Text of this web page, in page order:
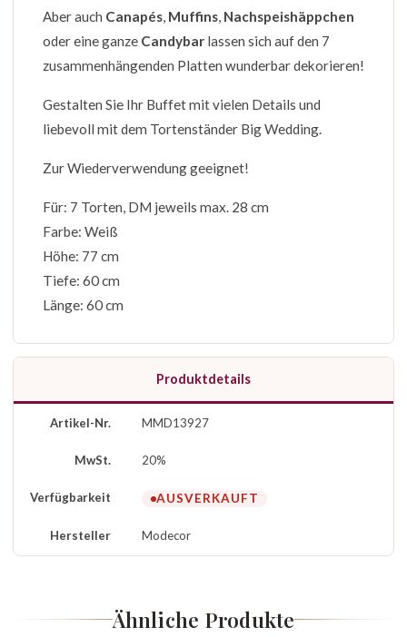
Aber auch Canapés, Muffins, Nachspeishäppchen
oder eine ganze Candybar lassen sich auf den 7
zusammenhängenden Platten wunderbar dekorieren!
Gestalten Sie Ihr Buffet mit vielen Details und
liebevoll mit dem Tortenständer Big Wedding.
Zur Wiederverwendung geeignet!
Für: 7 Torten, DM jeweils max. 28 cm
Farbe: Weiß
Höhe: 77 cm
Tiefe: 60 cm
Länge: 60 cm
Produktdetails
Artikel-Nr. MMD13927
MwSt. 20%
Verfügbarkeit AUSVERKAUFT
Hersteller Modecor
Ähnliche Produkte